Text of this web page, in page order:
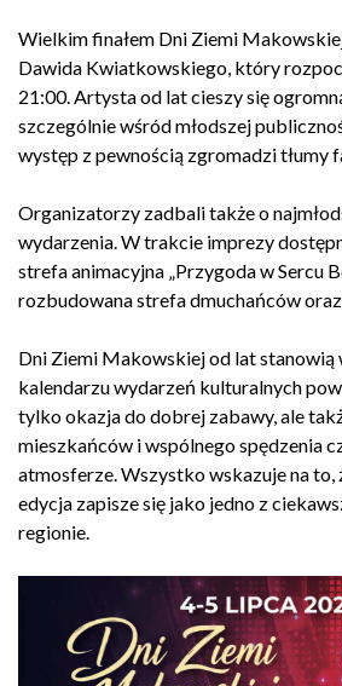
Wielkim finałem Dni Ziemi
Dawida Kwiatkowskiego, który
21:00. Artysta od lat cieszy się
szczególnie wśród młodszej
występ z pewnością zgromadzi tłumy
Organizatorzy zadbali także o
wydarzenia. W trakcie imprezy
strefa animacyjna „Przygoda w Sercu
rozbudowana strefa dmuchańców
Dni Ziemi Makowskiej od lat stanowią
kalendarzu wydarzeń kulturalnych
tylko okazja do dobrej zabawy, ale
mieszkańców i wspólnego spędzenia
atmosferze. Wszystko wskazuje na to,
edycja zapisze się jako jedno z
regionie.